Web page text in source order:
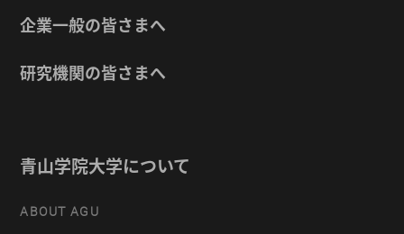
企業一般の皆さまへ
研究機関の皆さまへ
青山学院大学について
ABOUT AGU